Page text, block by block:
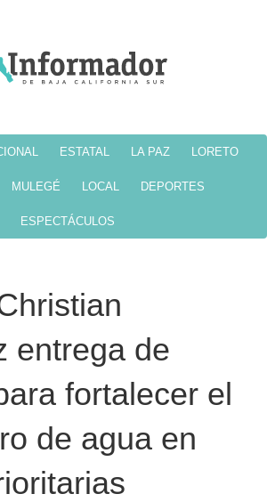
ESTATAL LA PAZ LORETO
MULEGÉ LOCAL DEPORTES
ESPECTÁCULOS
entrega de
fortalecer el
de agua en